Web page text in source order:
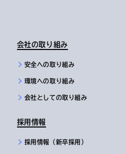
会社の取り組み
安全への取り組み
環境への取り組み
会社としての取り組み
採用情報
採用情報（新卒採用）